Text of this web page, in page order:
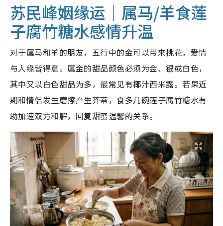
苏民峰姻缘运｜属马/羊食莲
子腐竹糖水感情升温
对于属马和羊的朋友，五行中的金可以带来桃花，爱情
与人缘皆得意。属金的甜品颜色必须为金、银或白色，
其中又以白色甜品为多，最常见有椰汁西米露。若果近
期和情侣发生磨擦产生芥蒂，食多几碗莲子腐竹糖水有
助加速双方和解，回复甜蜜温馨的关系。